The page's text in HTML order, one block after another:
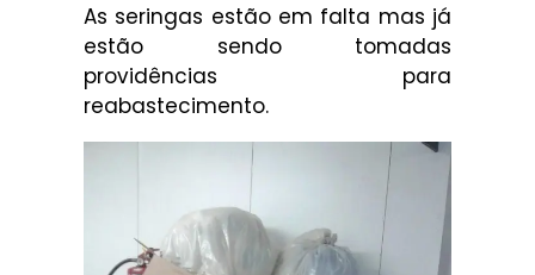
As seringas estão em falta mas já
estão sendo tomadas
providências para
reabastecimento.